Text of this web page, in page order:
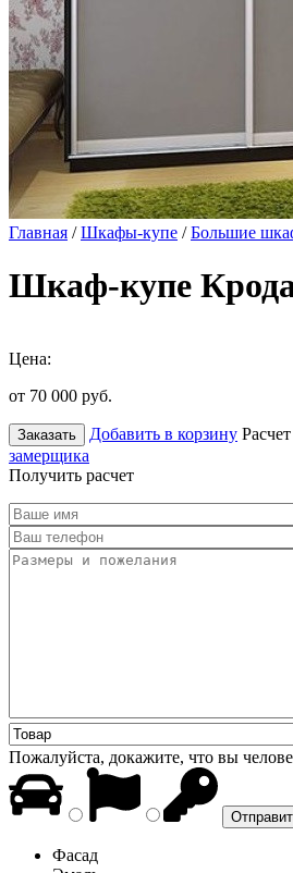
Главная /Шкафы-купе /Большие
Шкаф-купе
Цена:
от 70 000 руб.
Заказать Добавить в корзину
замерщика
Получить расчет
Пожалуйста, докажите, что вы
Фасад